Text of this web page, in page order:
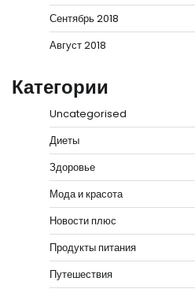
Сентябрь 2018
Август 2018
Категории
Uncategorised
Диеты
Здоровье
Мода и красота
Новости плюс
Продукты питания
Путешествия